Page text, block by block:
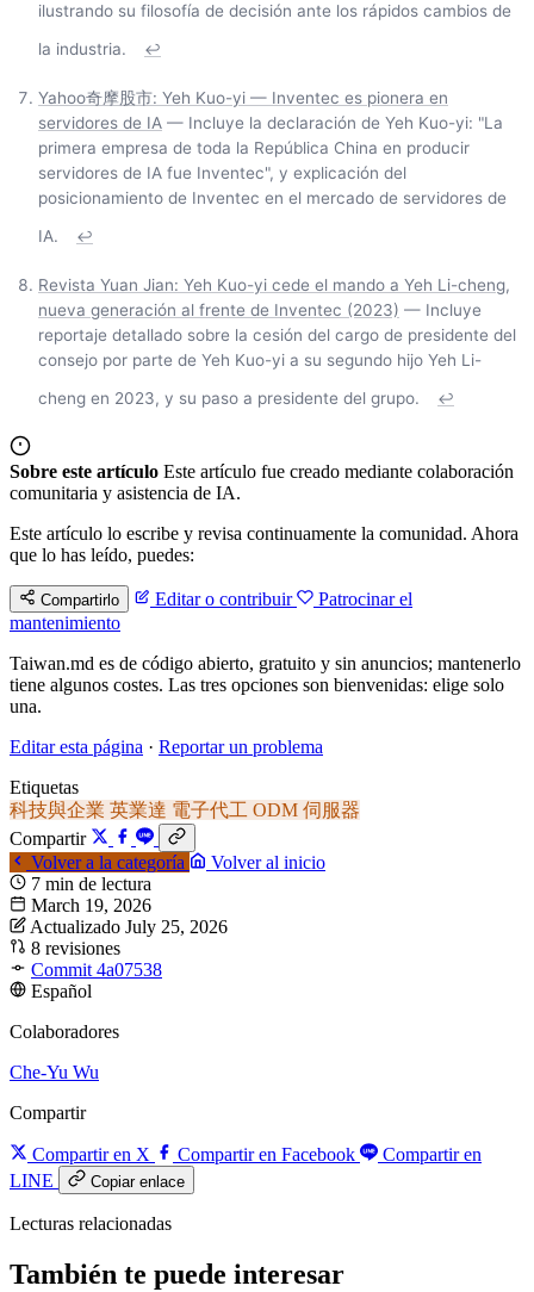
ilustrando su filosofía de decisión ante los rápidos cambios de
la industria.
↩
Yahoo奇摩股市: Yeh Kuo-yi — Inventec es pionera en
servidores de IA — Incluye la declaración de Yeh Kuo-yi: "La
primera empresa de toda la República China en producir
servidores de IA fue Inventec", y explicación del
posicionamiento de Inventec en el mercado de servidores de
IA.
↩
Revista Yuan Jian: Yeh Kuo-yi cede el mando a Yeh Li-cheng,
nueva generación al frente de Inventec (2023) — Incluye
reportaje detallado sobre la cesión del cargo de presidente del
consejo por parte de Yeh Kuo-yi a su segundo hijo Yeh Li-
cheng en 2023, y su paso a presidente del grupo.
↩
Sobre este artículo Este artículo fue creado mediante colaboración
comunitaria y asistencia de IA.
Este artículo lo escribe y revisa continuamente la comunidad. Ahora
que lo has leído, puedes:
Compartirlo Editar o contribuir
Patrocinar el
mantenimiento
Taiwan.md es de código abierto, gratuito y sin anuncios; mantenerlo
tiene algunos costes. Las tres opciones son bienvenidas: elige solo
una.
Editar esta página · Reportar un problema
Etiquetas
科技與企業 英業達 電子代工 ODM 伺服器
Compartir
Volver a la categoría
Volver al inicio
7 min de lectura
March 19, 2026
Actualizado July 25, 2026
8 revisiones
Commit 4a07538
Español
Colaboradores
Che-Yu Wu
Compartir
Compartir en X Compartir en Facebook
Compartir en
LINE
Copiar enlace
Lecturas relacionadas
También te puede interesar